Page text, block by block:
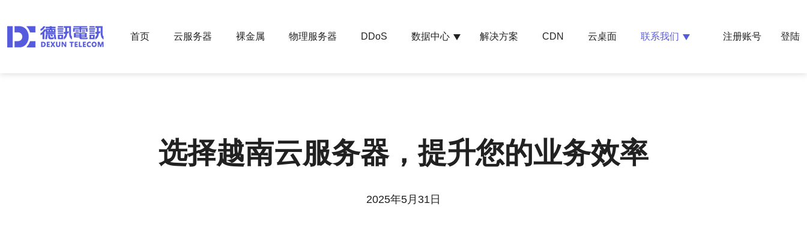
首页 云服务器 裸金属 物理服务器 DDoS 数据中心 解决方案 CDN 云桌面 联系我们 注册账号 登陆
选择越南云服务器，提升您的业务效率
2025年5月31日